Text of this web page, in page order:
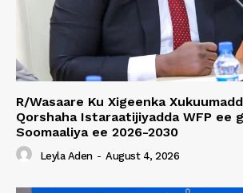
R/Wasaare Ku Xigeenka
Qorshaha Istaraatijiyadda WFP ee
Soomaaliya ee 2026-2030
Leyla Aden - August 4, 2026